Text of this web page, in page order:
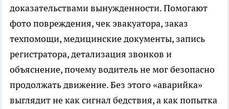
доказательствами вынужденности. Помогают
фото повреждения, чек эвакуатора, заказ
техпомощи, медицинские документы, запись
регистратора, детализация звонков и
объяснение, почему водитель не мог безопасно
продолжать движение. Без этого «аварийка»
выглядит не как сигнал бедствия, а как попытка